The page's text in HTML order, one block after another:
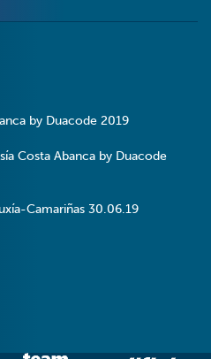
by Duacode 2019
Costa Abanca by Duacode
Camariñas 30.06.19